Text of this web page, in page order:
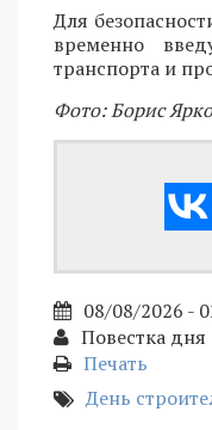
Для
временно
транспорта и
Фото: Борис
08/08/2026 -
Повестка дня
Печать
День